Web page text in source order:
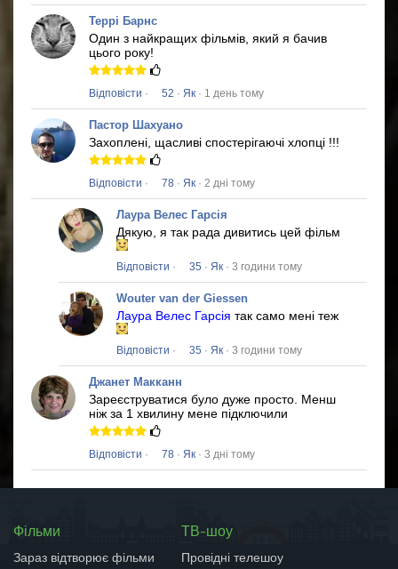
Террі Барнс
Один з найкращих фільмів, який я бачив
цього року!
Відповісти · 52 · Як · 1 день тому
Пастор Шахуано
Захоплені, щасливі спостерігаючі хлопці !!!
Відповісти · 78 · Як · 2 дні тому
Лаура Велес Гарсія
Дякую, я так рада дивитись цей фільм
Відповісти · 35 · Як · 3 години тому
Wouter van der Giessen
Лаура Велес Гарсія так само мені теж
Відповісти · 35 · Як · 3 години тому
Джанет Макканн
Зареєструватися було дуже просто. Менш
ніж за 1 хвилину мене підключили
Відповісти · 78 · Як · 3 дні тому
Фільми
Зараз відтворює фільми
ТВ-шоу
Провідні телешоу